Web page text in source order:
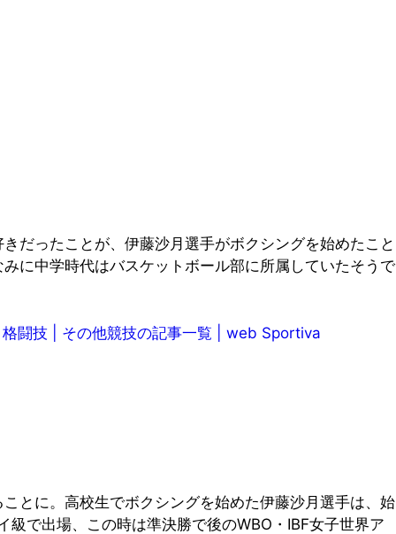
だったことが、伊藤沙月選手がボクシングを始めたこと
に中学時代はバスケットボール部に所属していたそうで
格闘技 | その他競技の記事一覧 | web Sportiva
とに。高校生でボクシングを始めた伊藤沙月選手は、始
で出場、この時は準決勝で後のWBO・IBF女子世界ア